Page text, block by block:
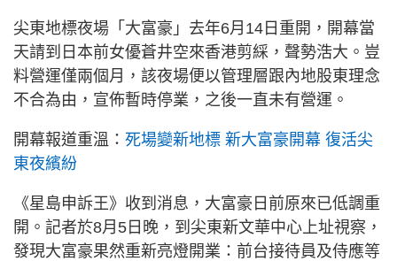
尖東地標夜場「大富豪」去年6月14日重開，開幕當
天請到日本前女優蒼井空來香港剪綵，聲勢浩大。豈
料營運僅兩個月，該夜場便以管理層跟內地股東理念
不合為由，宣佈暫時停業，之後一直未有營運。
開幕報道重溫： 死場變新地標 新大富豪開幕 復活尖
東夜繽紛
《星島申訴王》收到消息，大富豪日前原來已低調重
開。記者於8月5日晚，到尖東新文華中心上址視察，
發現大富豪果然重新亮燈開業：前台接待員及侍應等